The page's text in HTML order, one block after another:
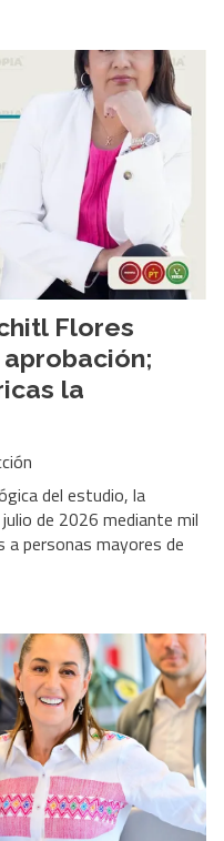
Flores
la
del estudio, la
de 2026 mediante mil
a personas mayores de